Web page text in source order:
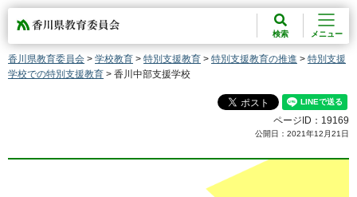
香川県教育委員会
検索 メニュー
香川県教育委員会 > 学校教育 > 特別支援教育 > 特別支援教育の推進 > 特別支援
学校での特別支援教育 > 香川中部支援学校
ページID：19169
公開日：2021年12月21日